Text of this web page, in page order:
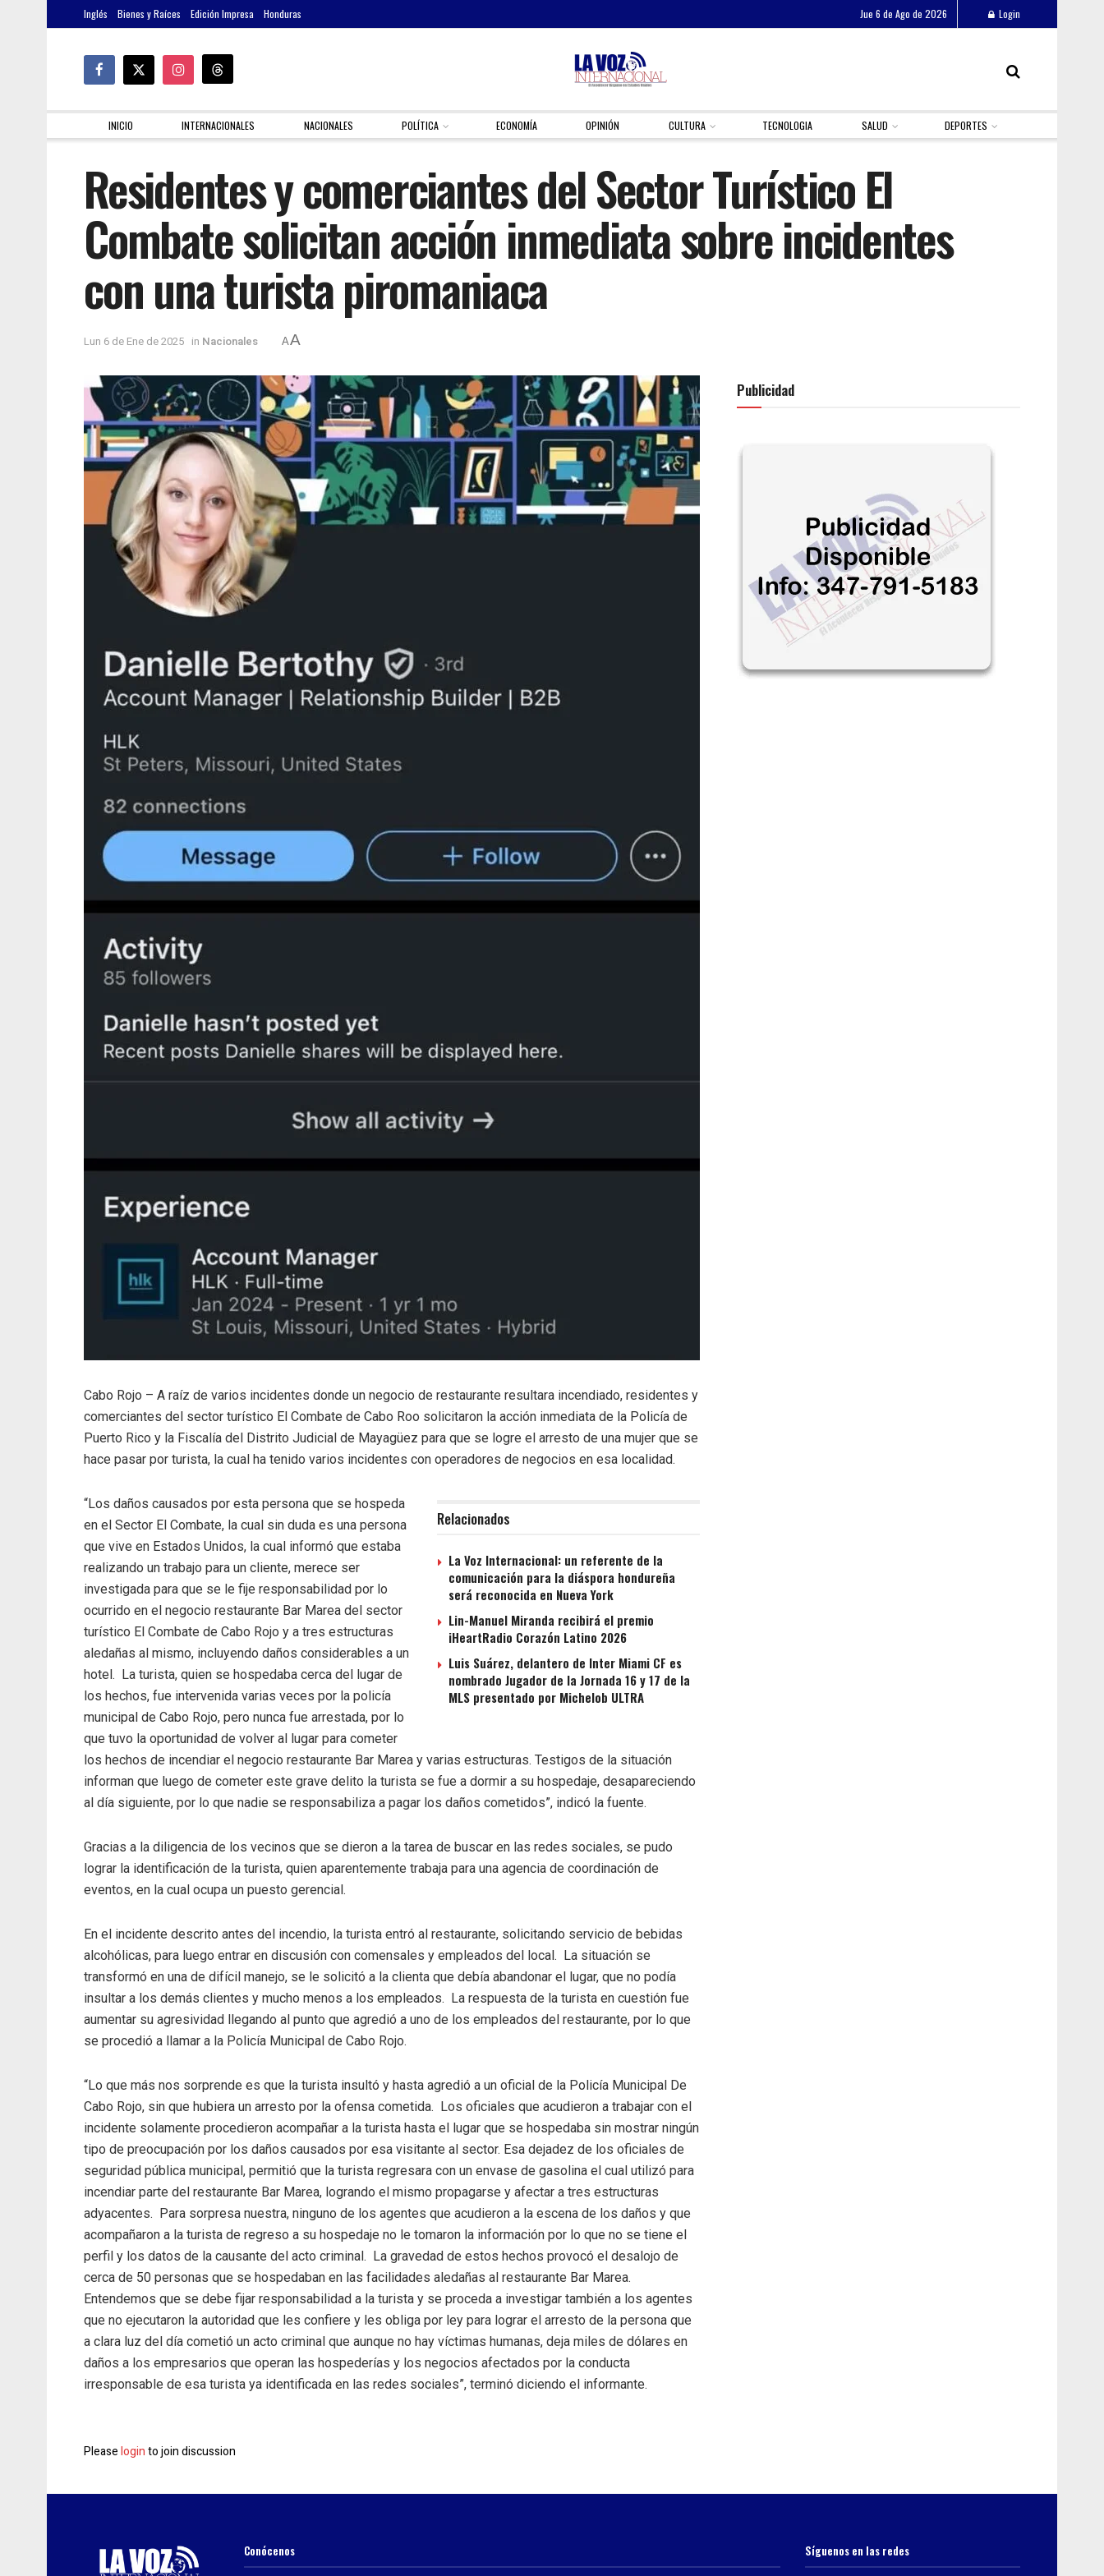
Inglés Bienes y Raíces Edición Impresa Honduras Jue 6 de Ago de 2026 Login
INICIO INTERNACIONALES NACIONALES POLÍTICA ECONOMÍA OPINIÓN CULTURA TECNOLOGIA SALUD DEPORTES
Residentes y comerciantes del Sector Turístico El
Combate solicitan acción inmediata sobre incidentes
con una turista piromaniaca
Lun 6 de Ene de 2025 in Nacionales AA
Cabo Rojo – A raíz de varios incidentes donde un negocio de restaurante resultara incendiado, residentes y
comerciantes del sector turístico El Combate de Cabo Roo solicitaron la acción inmediata de la Policía de
Puerto Rico y la Fiscalía del Distrito Judicial de Mayagüez para que se logre el arresto de una mujer que se
hace pasar por turista, la cual ha tenido varios incidentes con operadores de negocios en esa localidad.
Relacionados
La Voz Internacional: un referente de la
comunicación para la diáspora hondureña
será reconocida en Nueva York
Lin-Manuel Miranda recibirá el premio
iHeartRadio Corazón Latino 2026
Luis Suárez, delantero de Inter Miami CF es
nombrado Jugador de la Jornada 16 y 17 de la
MLS presentado por Michelob ULTRA
“Los daños causados por esta persona que se hospeda
en el Sector El Combate, la cual sin duda es una persona
que vive en Estados Unidos, la cual informó que estaba
realizando un trabajo para un cliente, merece ser
investigada para que se le fije responsabilidad por lo
ocurrido en el negocio restaurante Bar Marea del sector
turístico El Combate de Cabo Rojo y a tres estructuras
aledañas al mismo, incluyendo daños considerables a un
hotel. La turista, quien se hospedaba cerca del lugar de
los hechos, fue intervenida varias veces por la policía
municipal de Cabo Rojo, pero nunca fue arrestada, por lo
que tuvo la oportunidad de volver al lugar para cometer
los hechos de incendiar el negocio restaurante Bar Marea y varias estructuras. Testigos de la situación
informan que luego de cometer este grave delito la turista se fue a dormir a su hospedaje, desapareciendo
al día siguiente, por lo que nadie se responsabiliza a pagar los daños cometidos”, indicó la fuente.
Gracias a la diligencia de los vecinos que se dieron a la tarea de buscar en las redes sociales, se pudo
lograr la identificación de la turista, quien aparentemente trabaja para una agencia de coordinación de
eventos, en la cual ocupa un puesto gerencial.
En el incidente descrito antes del incendio, la turista entró al restaurante, solicitando servicio de bebidas
alcohólicas, para luego entrar en discusión con comensales y empleados del local. La situación se
transformó en una de difícil manejo, se le solicitó a la clienta que debía abandonar el lugar, que no podía
insultar a los demás clientes y mucho menos a los empleados. La respuesta de la turista en cuestión fue
aumentar su agresividad llegando al punto que agredió a uno de los empleados del restaurante, por lo que
se procedió a llamar a la Policía Municipal de Cabo Rojo.
“Lo que más nos sorprende es que la turista insultó y hasta agredió a un oficial de la Policía Municipal De
Cabo Rojo, sin que hubiera un arresto por la ofensa cometida. Los oficiales que acudieron a trabajar con el
incidente solamente procedieron acompañar a la turista hasta el lugar que se hospedaba sin mostrar ningún
tipo de preocupación por los daños causados por esa visitante al sector. Esa dejadez de los oficiales de
seguridad pública municipal, permitió que la turista regresara con un envase de gasolina el cual utilizó para
incendiar parte del restaurante Bar Marea, logrando el mismo propagarse y afectar a tres estructuras
adyacentes. Para sorpresa nuestra, ninguno de los agentes que acudieron a la escena de los daños y que
acompañaron a la turista de regreso a su hospedaje no le tomaron la información por lo que no se tiene el
perfil y los datos de la causante del acto criminal. La gravedad de estos hechos provocó el desalojo de
cerca de 50 personas que se hospedaban en las facilidades aledañas al restaurante Bar Marea.
Entendemos que se debe fijar responsabilidad a la turista y se proceda a investigar también a los agentes
que no ejecutaron la autoridad que les confiere y les obliga por ley para lograr el arresto de la persona que
a clara luz del día cometió un acto criminal que aunque no hay víctimas humanas, deja miles de dólares en
daños a los empresarios que operan las hospederías y los negocios afectados por la conducta
irresponsable de esa turista ya identificada en las redes sociales”, terminó diciendo el informante.
Pleaseloginto join discussion
Publicidad
Conócenos Síguenos en las redes